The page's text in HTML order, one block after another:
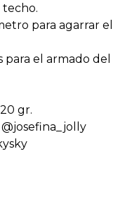
techo.
para agarrar el
para el armado del
gr.